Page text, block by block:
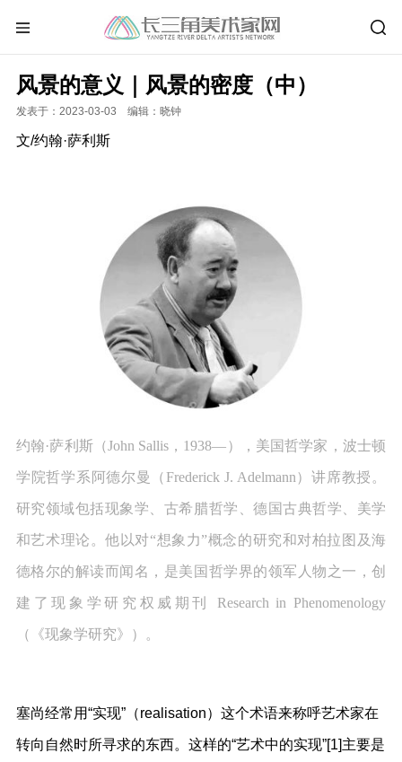
风景的意义｜风景的密度（中）
发表于：2023-03-03 编辑：晓钟
文/约翰·萨利斯
约翰·萨利斯（John Sallis，1938—），美国哲学家，波士顿
学院哲学系阿德尔曼（Frederick J. Adelmann）讲席教授。
研究领域包括现象学、古希腊哲学、德国古典哲学、美学
和艺术理论。他以对“想象力”概念的研究和对柏拉图及海
德格尔的解读而闻名，是美国哲学界的领军人物之一，创
建了现象学研究权威期刊 Research in Phenomenology
（《现象学研究》）。
塞尚经常用“实现”（realisation）这个术语来称呼艺术家在
转向自然时所寻求的东西。这样的“艺术中的实现”[1]主要是